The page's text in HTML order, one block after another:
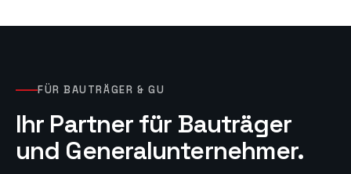
FÜR BAUTRÄGER & GU
Ihr Partner für Bauträger
und Generalunternehmer.